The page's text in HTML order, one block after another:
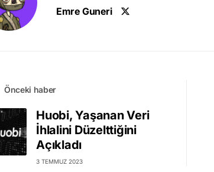
Emre Guneri
Önceki haber
Huobi, Yaşanan Veri
İhlalini Düzelttiğini
Açıkladı
3 TEMMUZ 2023